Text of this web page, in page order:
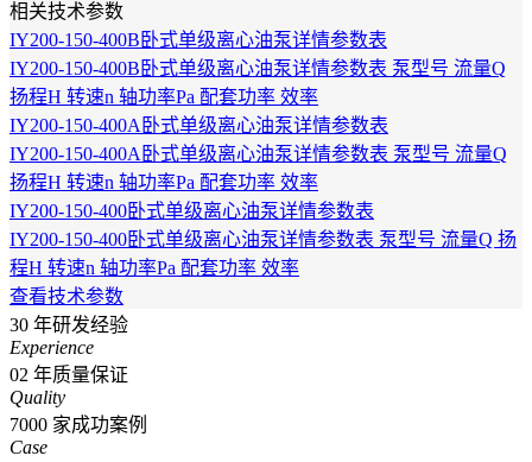
相关技术参数
IY200-150-400B卧式单级离心油泵详情参数表
IY200-150-400B卧式单级离心油泵详情参数表 泵型号 流量Q
扬程H 转速n 轴功率Pa 配套功率 效率
IY200-150-400A卧式单级离心油泵详情参数表
IY200-150-400A卧式单级离心油泵详情参数表 泵型号 流量Q
扬程H 转速n 轴功率Pa 配套功率 效率
IY200-150-400卧式单级离心油泵详情参数表
IY200-150-400卧式单级离心油泵详情参数表 泵型号 流量Q 扬
程H 转速n 轴功率Pa 配套功率 效率
查看技术参数
30 年研发经验
Experience
02 年质量保证
Quality
7000 家成功案例
Case